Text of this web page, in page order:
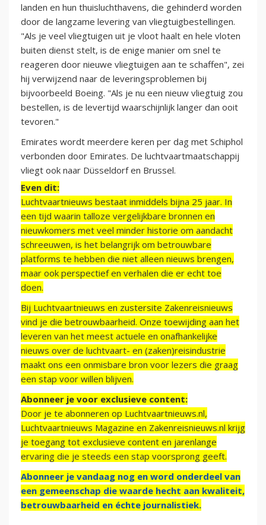
landen en hun thuisluchthavens, die gehinderd worden
door de langzame levering van vliegtuigbestellingen.
"Als je veel vliegtuigen uit je vloot haalt en hele vloten
buiten dienst stelt, is de enige manier om snel te
reageren door nieuwe vliegtuigen aan te schaffen", zei
hij verwijzend naar de leveringsproblemen bij
bijvoorbeeld Boeing. "Als je nu een nieuw vliegtuig zou
bestellen, is de levertijd waarschijnlijk langer dan ooit
tevoren."
Emirates wordt meerdere keren per dag met Schiphol
verbonden door Emirates. De luchtvaartmaatschappij
vliegt ook naar Düsseldorf en Brussel.
Even dit:
Luchtvaartnieuws bestaat inmiddels bijna 25 jaar. In
een tijd waarin talloze vergelijkbare bronnen en
nieuwkomers met veel minder historie om aandacht
schreeuwen, is het belangrijk om betrouwbare
platforms te hebben die niet alleen nieuws brengen,
maar ook perspectief en verhalen die er echt toe
doen.
Bij Luchtvaartnieuws en zustersite Zakenreisnieuws
vind je die betrouwbaarheid. Onze toewijding aan het
leveren van het meest actuele en onafhankelijke
nieuws over de luchtvaart- en (zaken)reisindustrie
maakt ons een onmisbare bron voor lezers die graag
een stap voor willen blijven.
Abonneer je voor exclusieve content:
Door je te abonneren op Luchtvaartnieuws.nl,
Luchtvaartnieuws Magazine en Zakenreisnieuws.nl krijg
je toegang tot exclusieve content en jarenlange
ervaring die je steeds een stap voorsprong geeft.
Abonneer je vandaag nog en word onderdeel van
een gemeenschap die waarde hecht aan kwaliteit,
betrouwbaarheid en échte journalistiek.